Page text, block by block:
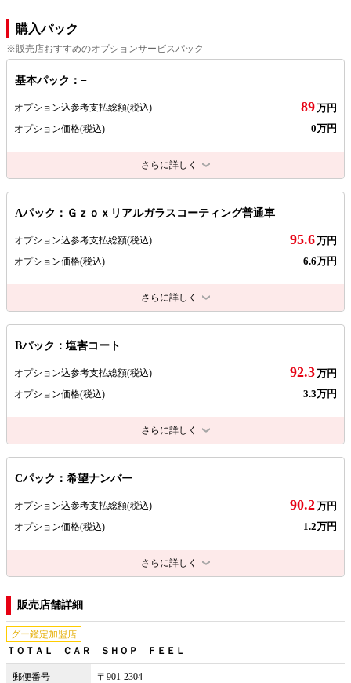
購入パック
※販売店おすすめのオプションサービスパック
基本パック：−
オプション込参考支払総額(税込) 89万円
オプション価格(税込) 0万円
さらに詳しく
Aパック：Ｇｚｏｘリアルガラスコーティング普通車
オプション込参考支払総額(税込) 95.6万円
オプション価格(税込) 6.6万円
さらに詳しく
Bパック：塩害コート
オプション込参考支払総額(税込) 92.3万円
オプション価格(税込) 3.3万円
さらに詳しく
Cパック：希望ナンバー
オプション込参考支払総額(税込) 90.2万円
オプション価格(税込) 1.2万円
さらに詳しく
販売店舗詳細
グー鑑定加盟店
ＴＯＴＡＬ ＣＡＲ ＳＨＯＰ ＦＥＥＬ
郵便番号 〒901-2304